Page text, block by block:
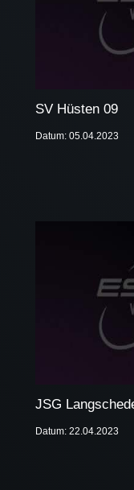
SV Hüsten 09
Datum: 05.04.2023
JSG
Datum: 22.04.2023